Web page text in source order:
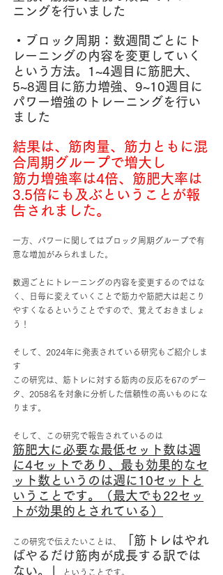
ニングを行いました
・ブロック周期：数週間ごとにト
レーニングの内容を変更していく
という方法。1~4週目に筋肥大、
5~8週目に筋力増強、9~10週目に
パワー増強のトレーニングを行い
ました
結果は、筋肉量、筋力ともに混
合周期グループで増大し
筋力増強率は4倍、筋肥大率は
3.5倍にも及ぶということが報
告されました。
一方、パワーに関してはブロック周期グループで有
意な増加がみられました。
数週ごとにトレーニングの内容を変更するのではな
く、日毎に変えていくことで筋力や筋肥大は起こり
やすくなるということですので、覚えておきましょ
う！
そして、2024年に発表されている研究もご紹介しま
す
この研究は、筋トレに対する筋肉の反応を67のデー
タ、2058名を対象に分析した信頼性の高いものにな
ります。
そして、この研究で報告されているのは
筋肥大に必要な最低セット数は週
に4セットであり、最も効果的なセ
ット数というのは週に10セットと
いうことです。（最大でも22セッ
トが効果的とされている）
この研究で伝えたいことは、
「筋トレはやれ
ばやるだけ筋肉が成長する訳では
ない。」
ということです。